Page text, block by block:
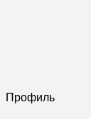
Профиль